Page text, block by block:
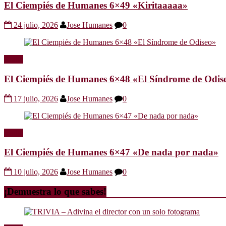
El Ciempiés de Humanes 6×49 «Kiritaaaaa»
24 julio, 2026 Jose Humanes 0
El Ciempiés de Humanes 6×48 «El Síndrome de
17 julio, 2026 Jose Humanes 0
El Ciempiés de Humanes 6×47 «De nada por nada»
10 julio, 2026 Jose Humanes 0
¡Demuestra lo que sabes!